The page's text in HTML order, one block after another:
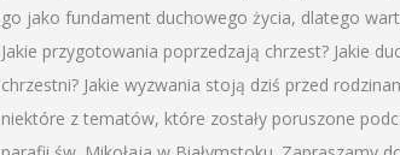
go jako fundament duchowego życia, dlatego
Jakie przygotowania poprzedzają chrzest? Jakie
chrzestni? Jakie wyzwania stoją dziś przed
niektóre z tematów, które zostały poruszone